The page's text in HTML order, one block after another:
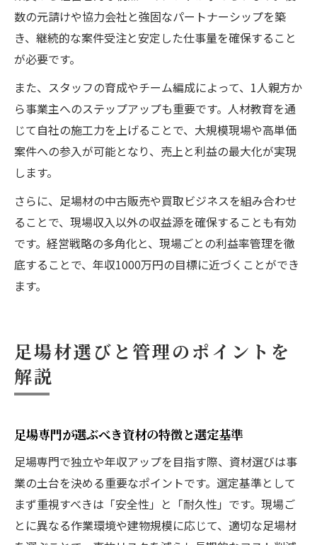
数の元請けや協力会社と強固なパートナーシップを築
き、継続的な案件受注と安定した仕事量を確保すること
が必要です。
また、スタッフの育成やチーム編成によって、1人親方か
ら事業主へのステップアップも重要です。人材教育を通
じて自社の施工力を上げることで、大規模現場や高単価
案件への参入が可能となり、売上と利益の最大化が実現
します。
さらに、足場材の中古販売や買取ビジネスを組み合わせ
ることで、現場収入以外の収益源を確保することも有効
です。経営戦略の多角化と、現場ごとの利益率管理を徹
底することで、年収1000万円の目標に近づくことができ
ます。
足場材選びと管理のポイントを
解説
足場専門が選ぶべき資材の特徴と選定基準
足場専門で独立や年収アップを目指す際、資材選びは事
業の土台を決める重要なポイントです。選定基準として
まず重視すべきは「安全性」と「耐久性」です。現場ご
とに異なる作業環境や建物規模に応じて、適切な足場材